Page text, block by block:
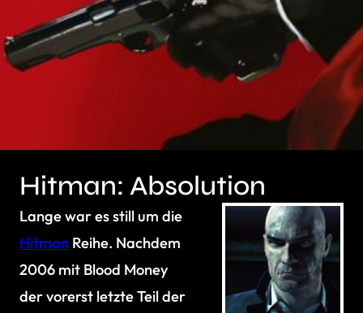
Hitman: Absolution
Lange war es still um die
Hitman Reihe. Nachdem
2006 mit Blood Money
der vorerst letzte Teil der